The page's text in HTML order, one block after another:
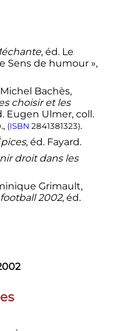
, éd. Le
Sens de humour »,
Bachès,
choisir et les
Eugen Ulmer, coll.
(ISBN 2841381323).
, éd. Fayard.
droit dans les
Grimault,
2002, éd.